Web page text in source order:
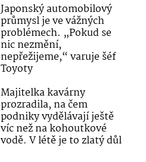
Japonský automobilový
průmysl je ve vážných
problémech. „Pokud se
nic nezmění,
nepřežijeme,“ varuje šéf
Toyoty
Majitelka kavárny
prozradila, na čem
podniky vydělávají ještě
víc než na kohoutkové
vodě. V létě je to zlatý důl